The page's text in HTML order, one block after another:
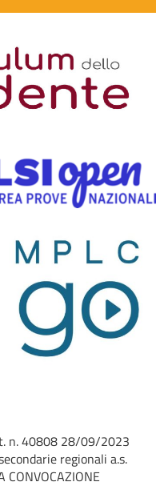
n. 40808 28/09/2023
regionali a.s.